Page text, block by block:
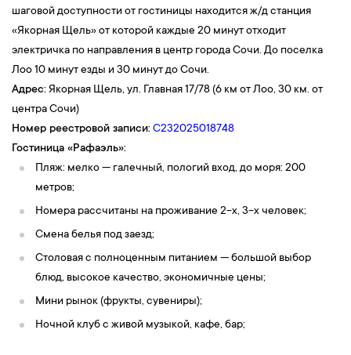
шаговой доступности от гостиницы находится ж/д станция
«Якорная Щель» от которой каждые 20 минут отходит
электричка по направления в центр города Сочи. До поселка
Лоо 10 минут езды и 30 минут до Сочи.
Адрес:Якорная Щель, ул. Главная 17/78 (6 км от Лоо, 30 км. от
центра Сочи)
Номер реестровой записи:С232025018748
Гостиница «Рафаэль»:
Пляж: мелко — галечный, пологий вход, до моря: 200
метров;
Номера рассчитаны на проживание 2-х, 3-х человек;
Смена белья под заезд;
Столовая с полноценным питанием — большой выбор
блюд, высокое качество, экономичные цены;
Мини рынок (фрукты, сувениры);
Ночной клуб с живой музыкой, кафе, бар;